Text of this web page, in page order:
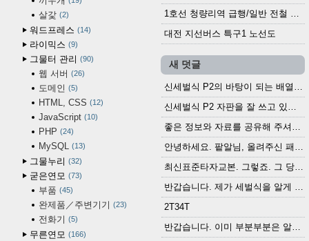
살갗 2
워드프레스 14
라이믹스 9
그물터 관리 90
웹 서버 26
도메인 5
HTML, CSS 12
JavaScript 10
PHP 24
MySQL 13
그물누리 32
굳은연모 73
부품 45
완제품／주변기기 23
전화기 5
무른연모 166
1호선 청량리역 급행/일반 전철 시간표 · 노선도 (2025.12.30~)
대전 지선버스 특구1 노선도
새 덧글
신세벌식 P2의 바탕이 되는 배열이나 주요 기능...
신세벌식 P2 자판을 잘 쓰고 있습니다. 쓰기 편리...
좋은 정보와 자료를 공유해 주셔서 고맙습니다....
안녕하세요. 팥알님, 올려주신 패치 여러모로 감사...
최신표준타자교본. 그렇죠. 그 당시에 최신 표준...
반갑습니다. 제가 세벌식을 알게 되어 세벌식 써...
2T34T
반갑습니다. 이미 부분부분은 알려진 정보들이...